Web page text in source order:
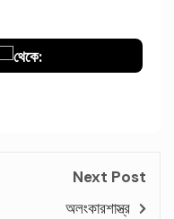
থেকে:
Next Post
অলংকারশাস্ত্র